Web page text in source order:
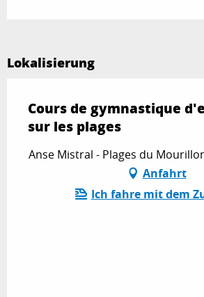
Lokalisierung
Cours de gymnastique
sur les plages
Anse Mistral - Plages du
Anfahrt
Ich fahre mit dem